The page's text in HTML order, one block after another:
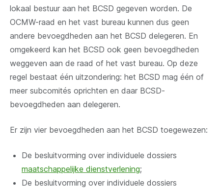
lokaal bestuur aan het BCSD gegeven worden. De
OCMW-raad en het vast bureau kunnen dus geen
andere bevoegdheden aan het BCSD delegeren. En
omgekeerd kan het BCSD ook geen bevoegdheden
weggeven aan de raad of het vast bureau. Op deze
regel bestaat één uitzondering: het BCSD mag één of
meer subcomités oprichten en daar BCSD-
bevoegdheden aan delegeren.
Er zijn vier bevoegdheden aan het BCSD toegewezen:
De besluitvorming over individuele dossiers
maatschappelijke dienstverlening;
De besluitvorming over individuele dossiers